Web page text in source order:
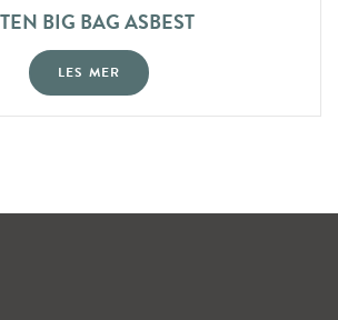
BIG BAG ASBEST
LES MER